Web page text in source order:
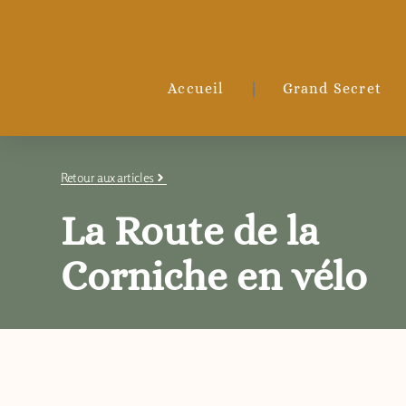
Accueil Grand Secret
Retour aux articles
La Route de la
Corniche en vélo